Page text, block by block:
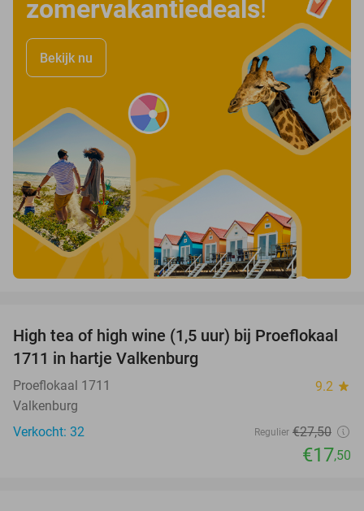
zomervakantiedeals!
Bekijk nu
36%
High tea of high wine (1,5 uur) bij Proeflokaal
1711 in hartje Valkenburg
Proeflokaal 1711 9.2 star
Valkenburg
Verkocht: 32
Regulier €27,50
€17,50